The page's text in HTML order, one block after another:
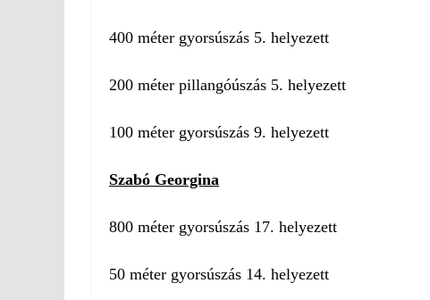
400 méter gyorsúszás 5. helyezett
200 méter pillangóúszás 5. helyezett
100 méter gyorsúszás 9. helyezett
Szabó Georgina
800 méter gyorsúszás 17. helyezett
50 méter gyorsúszás 14. helyezett